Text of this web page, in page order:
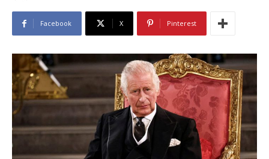
Facebook X Pinterest